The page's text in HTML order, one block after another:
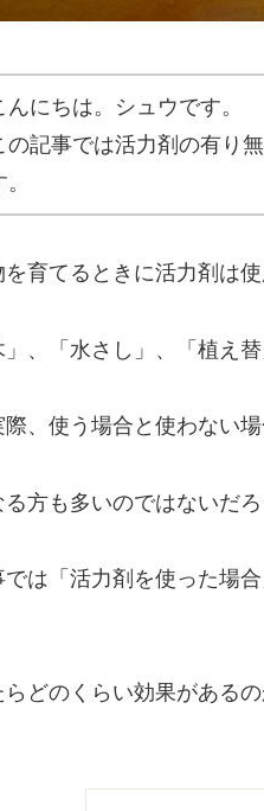
んにちは。シュウです。
の記事では活力剤の有り
育てるときに活力剤は使
、「水さし」、「植え
、使う場合と使わない
方も多いのではないだろ
は「活力剤を使った場
らどのくらい効果がある